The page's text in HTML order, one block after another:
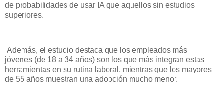
de probabilidades de usar IA que aquellos sin estudios
superiores.
Además, el estudio destaca que los empleados más
jóvenes (de 18 a 34 años) son los que más integran estas
herramientas en su rutina laboral, mientras que los mayores
de 55 años muestran una adopción mucho menor.